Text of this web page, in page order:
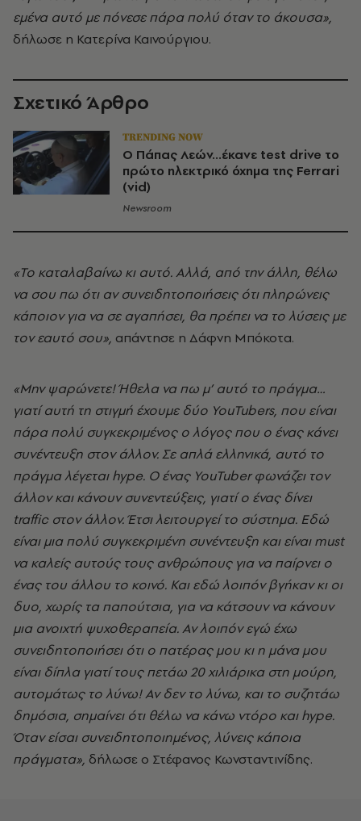
εμένα αυτό με πόνεσε πάρα πολύ όταν το άκουσα»,
δήλωσε η Κατερίνα Καινούργιου.
Σχετικό Άρθρο
TRENDING NOW
Ο Πάπας Λεών...έκανε test drive το
πρώτο ηλεκτρικό όχημα της Ferrari
(vid)
Newsroom
«Το καταλαβαίνω κι αυτό. Αλλά, από την άλλη, θέλω
να σου πω ότι αν συνειδητοποιήσεις ότι πληρώνεις
κάποιον για να σε αγαπήσει, θα πρέπει να το λύσεις με
τον εαυτό σου», απάντησε η Δάφνη Μπόκοτα.
«Μην ψαρώνετε! Ήθελα να πω μ’ αυτό το πράγμα…
γιατί αυτή τη στιγμή έχουμε δύο YouTubers, που είναι
πάρα πολύ συγκεκριμένος ο λόγος που ο ένας κάνει
συνέντευξη στον άλλον. Σε απλά ελληνικά, αυτό το
πράγμα λέγεται hype. Ο ένας YouTuber φωνάζει τον
άλλον και κάνουν συνεντεύξεις, γιατί ο ένας δίνει
traffic στον άλλον. Έτσι λειτουργεί το σύστημα. Εδώ
είναι μια πολύ συγκεκριμένη συνέντευξη και είναι must
να καλείς αυτούς τους ανθρώπους για να παίρνει ο
ένας του άλλου το κοινό. Και εδώ λοιπόν βγήκαν κι οι
δυο, χωρίς τα παπούτσια, για να κάτσουν να κάνουν
μια ανοιχτή ψυχοθεραπεία. Αν λοιπόν εγώ έχω
συνειδητοποιήσει ότι ο πατέρας μου κι η μάνα μου
είναι δίπλα γιατί τους πετάω 20 χιλιάρικα στη μούρη,
αυτομάτως το λύνω! Αν δεν το λύνω, και το συζητάω
δημόσια, σημαίνει ότι θέλω να κάνω ντόρο και hype.
Όταν είσαι συνειδητοποιημένος, λύνεις κάποια
πράγματα», δήλωσε ο Στέφανος Κωνσταντινίδης.